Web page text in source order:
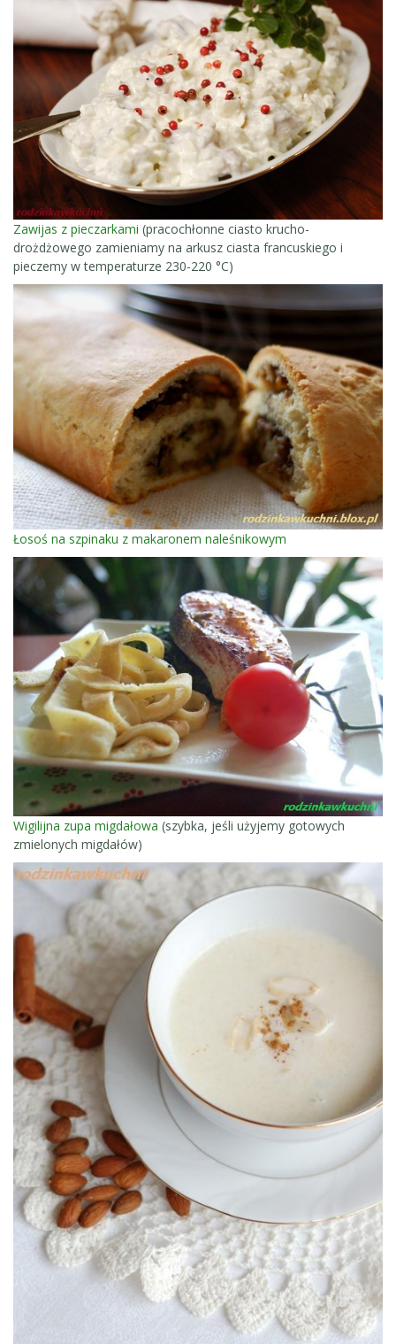
Zawijas z pieczarkami (pracochłonne ciasto krucho-
drożdżowego zamieniamy na arkusz ciasta francuskiego i
pieczemy w temperaturze 230-220 °C)
Łosoś na szpinaku z makaronem naleśnikowym
Wigilijna zupa migdałowa (szybka, jeśli użyjemy gotowych
zmielonych migdałów)